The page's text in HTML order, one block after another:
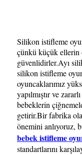
Silikon istifleme
çünkü küçük ellerin
güvenlidirler.Ayı
silikon istifleme
oyuncaklarımız
yapılmıştır ve
bebeklerin
getirir.Bir fabrika
önemini anlıyoruz,
bebek istifleme
standartlarını